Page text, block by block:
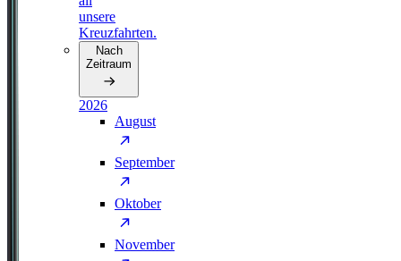
unsere
Kreuzfahrten.
Nach
Zeitraum
2026
August
September
Oktober
November